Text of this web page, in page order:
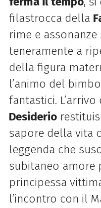
filastrocca della
rime e
teneramente a
della figura
l’animo del
fantastici. L’arrivo
Desiderio
sapore della vita
leggenda che
subitaneo amore
principessa
l’incontro con il